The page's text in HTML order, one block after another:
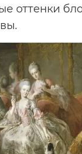
оттенки